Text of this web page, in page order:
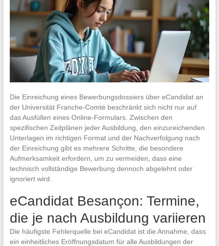
Die Einreichung eines Bewerbungsdossiers über eCandidat an
der Universität Franche-Comté beschränkt sich nicht nur auf
das Ausfüllen eines Online-Formulars. Zwischen den
spezifischen Zeitplänen jeder Ausbildung, den einzureichenden
Unterlagen im richtigen Format und der Nachverfolgung nach
der Einreichung gibt es mehrere Schritte, die besondere
Aufmerksamkeit erfordern, um zu vermeiden, dass eine
technisch vollständige Bewerbung dennoch abgelehnt oder
ignoriert wird.
eCandidat Besançon: Termine,
die je nach Ausbildung variieren
Die häufigste Fehlerquelle bei eCandidat ist die Annahme, dass
ein einheitliches Eröffnungsdatum für alle Ausbildungen der